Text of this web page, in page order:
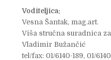
Voditeljica:
Vesna Šantak, mag.art.
Viša stručna suradnica
Vladimir Bužančić
tel/fax: 01/6140-189, 01/